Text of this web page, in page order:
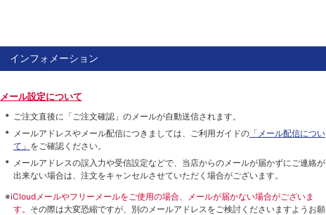
インフォメーション
メール設定について
ご注文直後に「ご注文確認」のメールが自動送信されます。
メールアドレスやメール配信につきましては、ご利用ガイドの「メール配信につい
て」 をご確認ください。
メールアドレスの誤入力や受信設定などで、当店からのメールが届かずにご連絡が
出来ない場合は、注文をキャンセルさせていただく場合がございます。
※iCloudメールやフリーメールをご使用の場合、メールが届かない場合がございま
す。 その際は大変恐縮ですが、別のメールアドレスをご検討くださいますようお願